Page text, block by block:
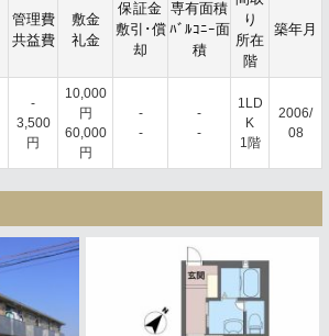
管理費
共益費
敷金
礼金
保証金
敷引･償
却
専有面積
ﾊﾞﾙｺﾆｰ面
積
り
所在
階
築年月
-
3,500
円
10,000
円
60,000
円
-
-
-
-
1LD
K
1階
2006/
08